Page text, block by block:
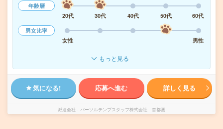
年齢層
20代
30代 40代 50代
60代
男女比率
女性
男性
もっと見る
気になる! 応募へ進む 詳しく見る
派遣会社 パーソルテンプスタッフ株式会社 首都圏